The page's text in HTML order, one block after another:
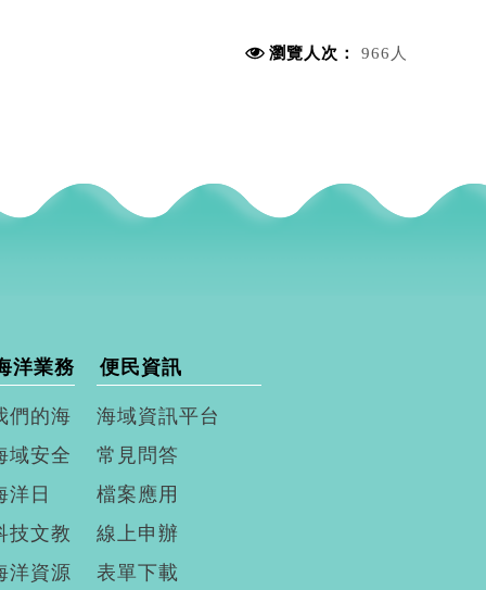
瀏覽人次： 966人
洋業務
們的海
域安全
洋日
技文教
洋資源
便民資訊
海域資訊平台
常見問答
檔案應用
線上申辦
表單下載